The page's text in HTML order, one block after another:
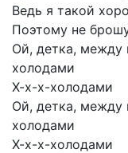
Ведь я такой
Поэтому не
Ой, детка, между
холодами
Х-х-х-холодами
Ой, детка, между
холодами
Х-х-х-холодами